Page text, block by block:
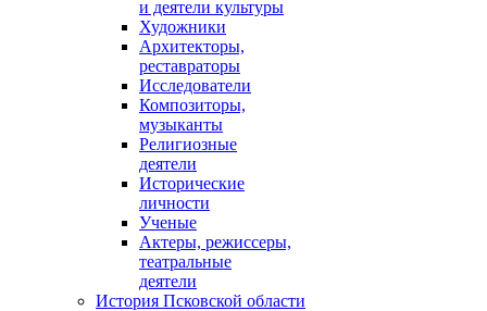
и деятели культуры
Художники
Архитекторы,
реставраторы
Исследователи
Композиторы,
музыканты
Религиозные
деятели
Исторические
личности
Ученые
Актеры, режиссеры,
театральные
деятели
История Псковской области